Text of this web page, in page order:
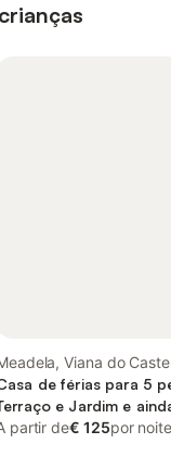
Viana do
de férias para 5
e Jardim e
partir de€ 125por noite